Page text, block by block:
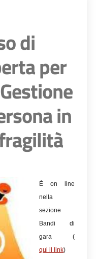
di
per
in
È on line
nella
sezione
Bandi di
gara (
qui il link)